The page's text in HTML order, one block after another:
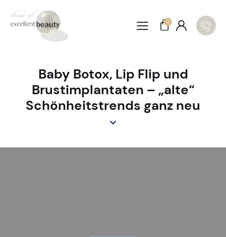
0
Baby Botox, Lip Flip und
Brustimplantaten – „alte“
Schönheitstrends ganz neu